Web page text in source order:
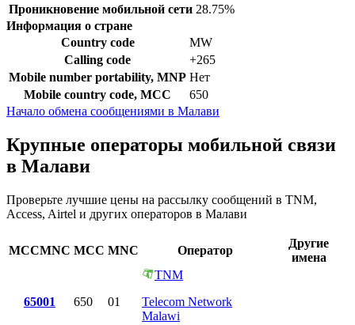
Проникновение мобильной сети 28.75%
Информация о стране
Country code
MW
Calling code
+265
Mobile number portability, MNP Нет
Mobile country code, MCC
650
Начало обмена сообщениями в Малави
Крупные операторы мобильной связи
в Малави
Проверьте лучшие цены на рассылку сообщений в TNM,
Access, Airtel и других операторов в Малави
MCCMNC MCC MNC Оператор
Другие
имена
65001 650 01
TNM
Telecom Network
Malawi